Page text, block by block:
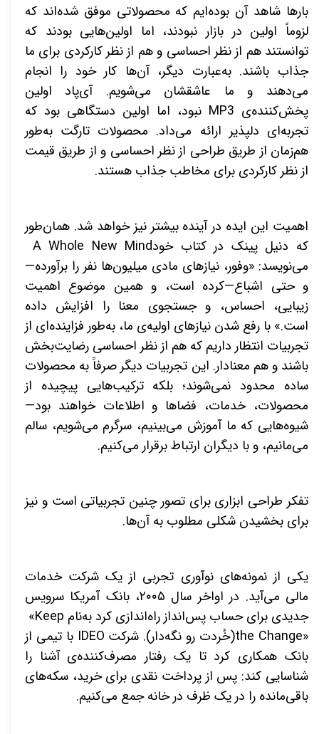
بارها شاهد آن بوده‌ایم که محصولاتی موفق شده‌اند که
لزوماً اولین در بازار نبودند، اما اولین‌هایی بودند که
توانستند هم از نظر احساسی و هم از نظر کارکردی برای ما
جذاب باشند. به‌عبارت دیگر، آن‌ها کار خود را انجام
می‌دهند و ما عاشقشان می‌شویم. آی‌پاد اولین
پخش‌کننده‌ی MP3 نبود، اما اولین دستگاهی بود که
تجربه‌ای دلپذیر ارائه می‌داد. محصولات تارگت به‌طور
هم‌زمان از طریق طراحی از نظر احساسی و از طریق قیمت
از نظر کارکردی برای مخاطب جذاب هستند.
اهمیت این ایده در آینده بیشتر نیز خواهد شد. همان‌طور
که دنیل پینک در کتاب خودA Whole New Mind
می‌نویسد: «وفور، نیازهای مادی میلیون‌ها نفر را برآورده—
و حتی اشباع—کرده است، و همین موضوع اهمیت
زیبایی، احساس، و جستجوی معنا را افزایش داده
است.» با رفع شدن نیازهای اولیه‌ی ما، به‌طور فزاینده‌ای از
تجربیات انتظار داریم که هم از نظر احساسی رضایت‌بخش
باشند و هم معنادار. این تجربیات دیگر صرفاً به محصولات
ساده محدود نمی‌شوند؛ بلکه ترکیب‌هایی پیچیده از
محصولات، خدمات، فضاها و اطلاعات خواهند بود—
شیوه‌هایی که ما آموزش می‌بینیم، سرگرم می‌شویم، سالم
می‌مانیم، و با دیگران ارتباط برقرار می‌کنیم.
تفکر طراحی ابزاری برای تصور چنین تجربیاتی است و نیز
برای بخشیدن شکلی مطلوب به آن‌ها.
یکی از نمونه‌های نوآوری تجربی از یک شرکت خدمات
مالی می‌آید. در اواخر سال ۲۰۰۵، بانک آمریکا سرویس
جدیدی برای حساب پس‌انداز راه‌اندازی کرد به‌نام «Keep
the Change»(خُردت رو نگه‌دار). شرکت IDEO با تیمی از
بانک همکاری کرد تا یک رفتار مصرف‌کننده‌ی آشنا را
شناسایی کند: پس از پرداخت نقدی برای خرید، سکه‌های
باقی‌مانده را در یک ظرف در خانه جمع می‌کنیم.